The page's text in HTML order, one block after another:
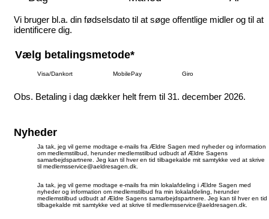
Vi bruger bl.a. din fødselsdato til at søge offentlige midler og til at
identificere dig.
Vælg betalingsmetode*
Visa/Dankort MobilePay Giro
Obs. Betaling i dag dækker helt frem til 31. december 2026.
Nyheder
Ja tak, jeg vil gerne modtage e-mails fra Ældre Sagen med nyheder og information
om medlemstilbud, herunder medlemstilbud udbudt af Ældre Sagens
samarbejdspartnere. Jeg kan til hver en tid tilbagekalde mit samtykke ved at skrive
til medlemsservice@aeldresagen.dk.
Ja tak, jeg vil gerne modtage e-mails fra min lokalafdeling i Ældre Sagen med
nyheder og information om medlemstilbud fra min lokalafdeling, herunder
medlemstilbud udbudt af Ældre Sagens samarbejdspartnere. Jeg kan til hver en tid
tilbagekalde mit samtykke ved at skrive til medlemsservice@aeldresagen.dk.